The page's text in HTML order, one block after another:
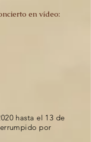
en vídeo:
hasta el 13 de
por